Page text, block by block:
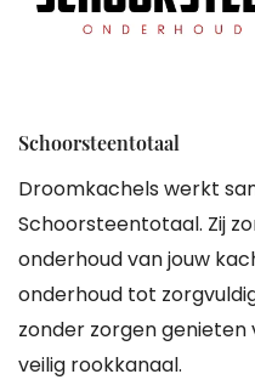
Schoorsteentotaal
Droomkachels werkt
Schoorsteentotaal. Zij
onderhoud van jouw
onderhoud tot
zonder zorgen
veilig rookkanaal.